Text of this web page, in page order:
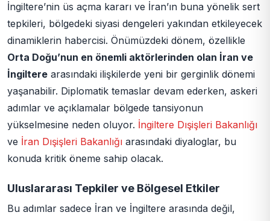
İngiltere’nin üs açma kararı ve İran’ın buna yönelik sert
tepkileri, bölgedeki siyasi dengeleri yakından etkileyecek
dinamiklerin habercisi. Önümüzdeki dönem, özellikle
Orta Doğu’nun en önemli aktörlerinden olan İran ve
İngiltere arasındaki ilişkilerde yeni bir gerginlik dönemi
yaşanabilir. Diplomatik temaslar devam ederken, askeri
adımlar ve açıklamalar bölgede tansiyonun
yükselmesine neden oluyor. İngiltere Dışişleri Bakanlığı
ve İran Dışişleri Bakanlığı arasındaki diyaloglar, bu
konuda kritik öneme sahip olacak.
Uluslararası Tepkiler ve Bölgesel Etkiler
Bu adımlar sadece İran ve İngiltere arasında değil,